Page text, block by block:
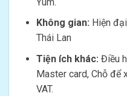
Không gian: Hiện
Thái Lan
Tiện ích khác: Điều
Master card, Chỗ để
VAT.